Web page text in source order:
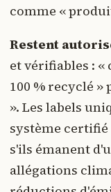
comme «
Restent
et vérifiables :
100 % recyclé
». Les labels
système
s'ils émanent
allégations